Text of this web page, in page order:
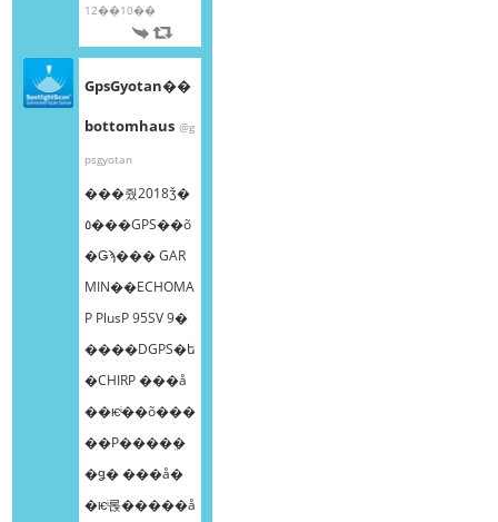
12��10��
GpsGyotan��
bottomhaus @g
psgyotan
���줬2018ǯ�
٥���GPS��õ
�Ǥϡ��� GAR
MIN��ECHOMA
P PlusP 95SV 9�
����DGPS�ե
�CHIRP ���å
��ѥͥ��õ���
��Ρ����ܸ�
�ǥ� ���å�
�ѥͥ롡�����å